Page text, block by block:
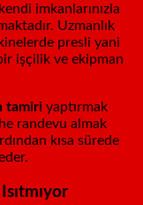
imkanlarınızla
Uzmanlık
presli yani
işçilik ve ekipman
tamiri yaptırmak
randevu almak
kısa sürede